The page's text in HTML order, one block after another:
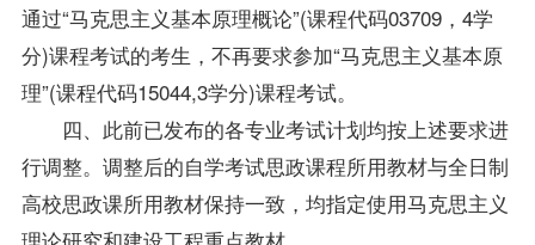
通过“马克思主义基本原理概论”(课程代码03709，4学
分)课程考试的考生，不再要求参加“马克思主义基本原
理”(课程代码15044,3学分)课程考试。
四、此前已发布的各专业考试计划均按上述要求进
行调整。调整后的自学考试思政课程所用教材与全日制
高校思政课所用教材保持一致，均指定使用马克思主义